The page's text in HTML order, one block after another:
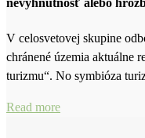
nevyhnutnosť alebo
V celosvetovej skupine
chránené územia aktuálne
turizmu“. No symbióza
Read more